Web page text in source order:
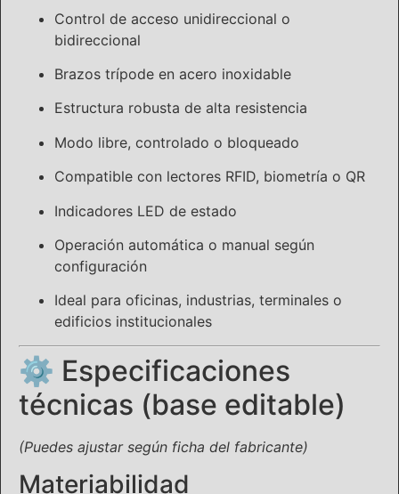
Control de acceso unidireccional o
bidireccional
Brazos trípode en acero inoxidable
Estructura robusta de alta resistencia
Modo libre, controlado o bloqueado
Compatible con lectores RFID, biometría o QR
Indicadores LED de estado
Operación automática o manual según
configuración
Ideal para oficinas, industrias, terminales o
edificios institucionales
⚙️ Especificaciones
técnicas (base editable)
(Puedes ajustar según ficha del fabricante)
Materiabilidad